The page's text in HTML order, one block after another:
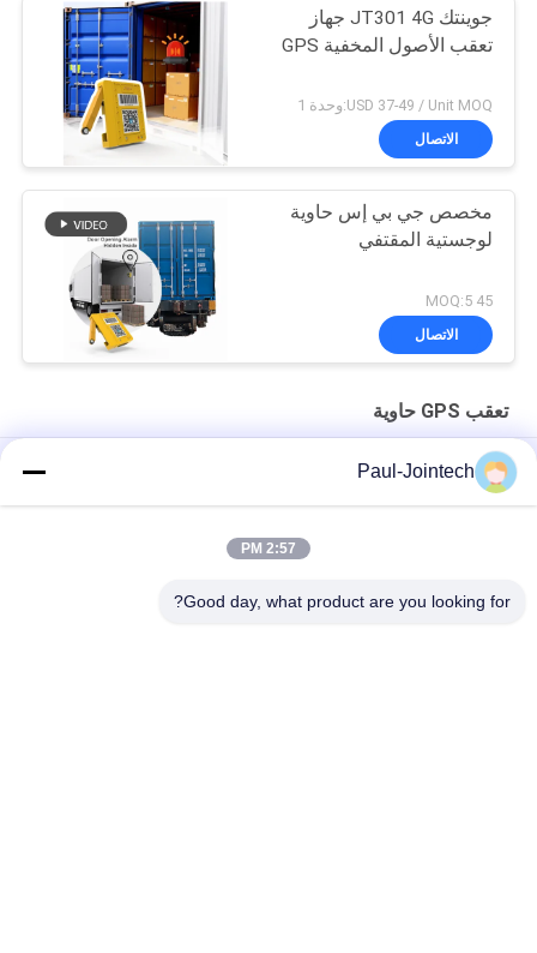
جوينتك JT301 4G جهاز
تعقب الأصول المخفية GPS
USD 37-49 / Unit MOQ:وحدة 1
الاتصال
مخصص جي بي إس حاوية
لوجستية المقتفي
45 MOQ:5
الاتصال
تعقب GPS حاوية
للمركبات المبردة
Paul-Jointech
2:57 PM
Good day, what product are you looking for?